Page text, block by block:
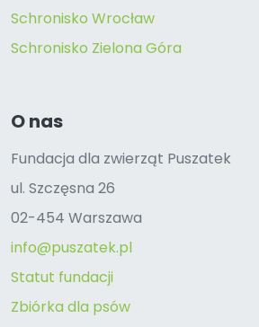
Schronisko Wrocław
Schronisko Zielona Góra
O nas
Fundacja dla zwierząt Puszatek
ul. Szczęsna 26
02-454 Warszawa
info@puszatek.pl
Statut fundacji
Zbiórka dla psów